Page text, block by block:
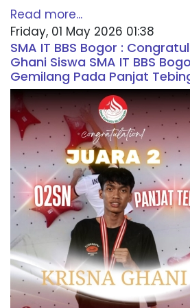
Read more...
Friday, 01 May 2026 01:38
SMA IT BBS Bogor :
Ghani Siswa SMA IT BBS
Gemilang Pada Panjat